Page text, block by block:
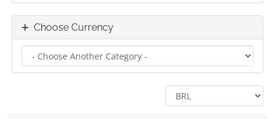
Choose Currency